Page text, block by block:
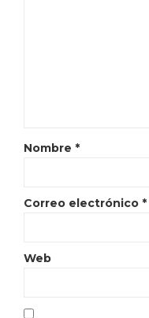
Nombre *
Correo electrónico *
Web